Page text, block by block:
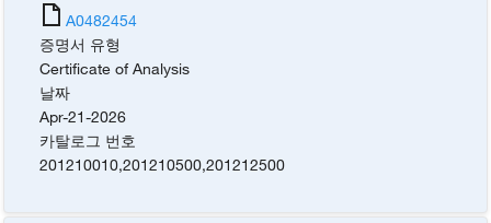
A0482454
증명서 유형
Certificate of Analysis
날짜
Apr-21-2026
카탈로그 번호
201210010,201210500,201212500